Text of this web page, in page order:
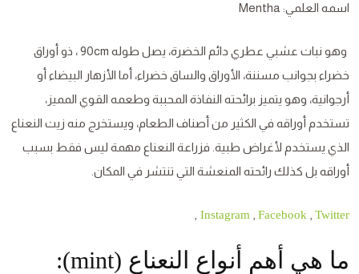
اسمه العلمي: Mentha
وهو نبات عشبي عطري دائم الخضرة، يصل طوله 90cm ، ذو أوراق
خضراء بجوانب مسننة، الأوراق والساق خضراء، أما الأزهار البيضاء أو
أرجوانية، وهو يتميز برائحته النفاذة المحببة وطعمه القوي المميز،
تستخدم أوراقه في الكثير من أصناف الطعام، ويستخرج منه زيت النعناع
الذي يستخدم لأغراض طبية. فزراعة النعناع مهمة ليس فقط بسبب
أوراقه بل كذلك رائحته المنعشة التي تنتشر في المكان.
Instagram Facebook Twitter
ما هي أهم أنواع النعناع (mint):